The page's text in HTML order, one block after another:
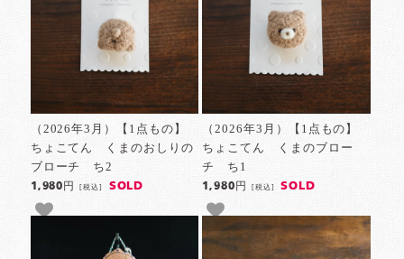
（2026年3月）【1点もの】
ちょこてん くまのおしりの
ブローチ ち2
1,980円[税込] SOLD
（2026年3月）【1点もの】
ちょこてん くまのブロー
チ ち1
1,980円 [税込] SOLD